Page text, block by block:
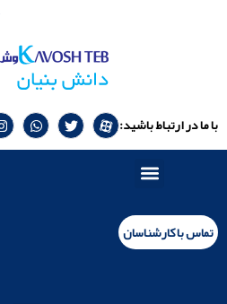
با ما در ارتباط باشید:
تماس با کارشناسان